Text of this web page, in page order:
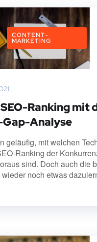
CONTENT-
MARKETING
Ranking mit
Analyse
geläufig, mit welchen
Ranking der
sind. Doch auch die
noch etwas